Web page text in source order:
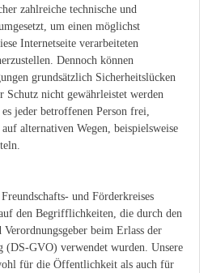
zahlreiche technische und
um einen möglichst
Internetseite verarbeiteten
Dennoch können
grundsätzlich Sicherheitslücken
Schutz nicht gewährleistet werden
jeder betroffenen Person frei,
alternativen Wegen, beispielsweise
und Förderkreises
den Begrifflichkeiten, die durch den
beim Erlass der
(DS-GVO) verwendet wurden. Unsere
für die Öffentlichkeit als auch für